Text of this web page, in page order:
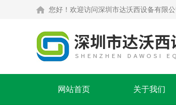
您好！欢迎访问深圳市达沃西设备有限公
网站首页 关于我们